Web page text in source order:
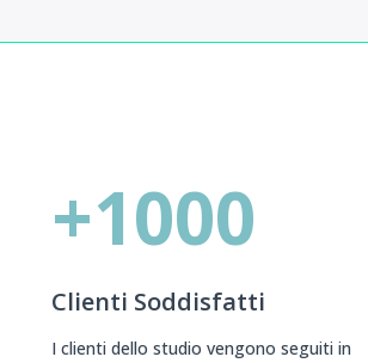
+1000
Clienti Soddisfatti
I clienti dello studio vengono seguiti in